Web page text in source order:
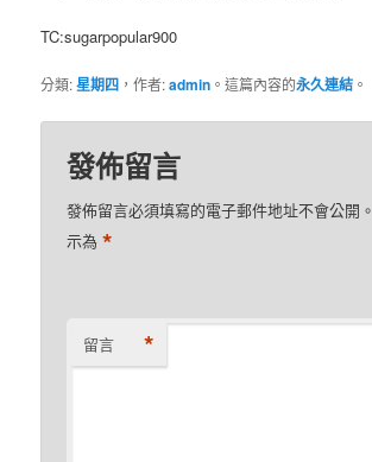
TC:sugarpopular900
分類:星期四 ，作者:admin 。這篇內容的永久連結 。
發佈留言
發佈留言必須填寫的電子郵件地址不會公開。
示為*
留言 *